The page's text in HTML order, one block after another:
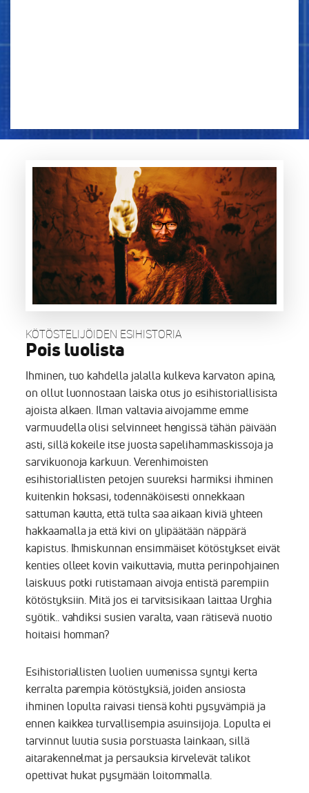
KÖTÖSTELIJÖIDEN ESIHISTORIA
Pois luolista
Ihminen, tuo kahdella jalalla kulkeva karvaton apina,
on ollut luonnostaan laiska otus jo esihistoriallisista
ajoista alkaen. Ilman valtavia aivojamme emme
varmuudella olisi selvinneet hengissä tähän päivään
asti, sillä kokeile itse juosta sapelihammaskissoja ja
sarvikuonoja karkuun. Verenhimoisten
esihistoriallisten petojen suureksi harmiksi ihminen
kuitenkin hoksasi, todennäköisesti onnekkaan
sattuman kautta, että tulta saa aikaan kiviä yhteen
hakkaamalla ja että kivi on ylipäätään näppärä
kapistus. Ihmiskunnan ensimmäiset kötöstykset eivät
kenties olleet kovin vaikuttavia, mutta perinpohjainen
laiskuus potki rutistamaan aivoja entistä parempiin
kötöstyksiin. Mitä jos ei tarvitsisikaan laittaa Urghia
syötik.. vahdiksi susien varalta, vaan rätisevä nuotio
hoitaisi homman?
Esihistoriallisten luolien uumenissa syntyi kerta
kerralta parempia kötöstyksiä, joiden ansiosta
ihminen lopulta raivasi tiensä kohti pysyvämpiä ja
ennen kaikkea turvallisempia asuinsijoja. Lopulta ei
tarvinnut luutia susia porstuasta lainkaan, sillä
aitarakennelmat ja persauksia kirvelevät talikot
opettivat hukat pysymään loitommalla.